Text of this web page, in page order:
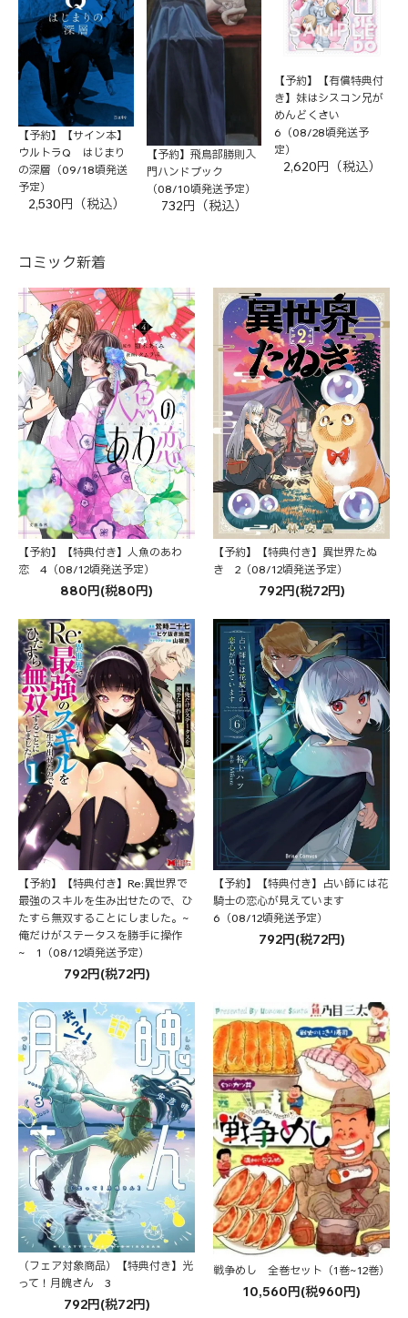
【予約】【サイン本】
ウルトラQ はじまり
の深層（09/18頃発送
予定）
2,530円（税込）
【予約】飛鳥部勝則入
門ハンドブック
（08/10頃発送予定）
732円（税込）
【予約】【有償特典付
き】妹はシスコン兄が
めんどくさい
6（08/28頃発送予
定）
2,620円（税込）
コミック新着
【予約】【特典付き】人魚のあわ
恋 4（08/12頃発送予定）
880円(税80円)
【予約】【特典付き】異世界たぬ
き 2（08/12頃発送予定）
792円(税72円)
【予約】【特典付き】Re:異世界で
最強のスキルを生み出せたので、ひ
たすら無双することにしました。~
俺だけがステータスを勝手に操作
~ 1（08/12頃発送予定）
792円(税72円)
【予約】【特典付き】占い師には花
騎士の恋心が見えています
6（08/12頃発送予定）
792円(税72円)
（フェア対象商品）【特典付き】光
って！月魄さん 3
792円(税72円)
戦争めし 全巻セット（1巻~12巻）
10,560円(税960円)